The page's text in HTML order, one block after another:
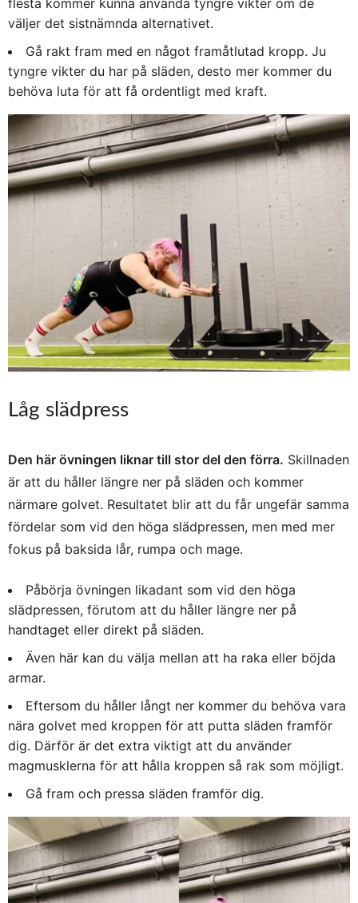
flesta kommer kunna använda tyngre vikter om de
väljer det sistnämnda alternativet.
Gå rakt fram med en något framåtlutad kropp. Ju
tyngre vikter du har på släden, desto mer kommer du
behöva luta för att få ordentligt med kraft.
Låg slädpress
Den här övningen liknar till stor del den förra. Skillnaden
är att du håller längre ner på släden och kommer
närmare golvet. Resultatet blir att du får ungefär samma
fördelar som vid den höga slädpressen, men med mer
fokus på baksida lår, rumpa och mage.
Påbörja övningen likadant som vid den höga
slädpressen, förutom att du håller längre ner på
handtaget eller direkt på släden.
Även här kan du välja mellan att ha raka eller böjda
armar.
Eftersom du håller långt ner kommer du behöva vara
nära golvet med kroppen för att putta släden framför
dig. Därför är det extra viktigt att du använder
magmusklerna för att hålla kroppen så rak som möjligt.
Gå fram och pressa släden framför dig.